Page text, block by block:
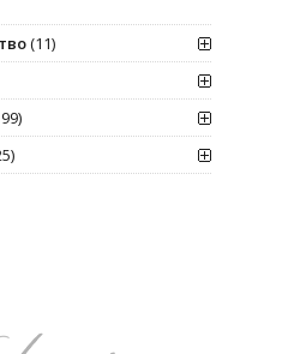
(11)